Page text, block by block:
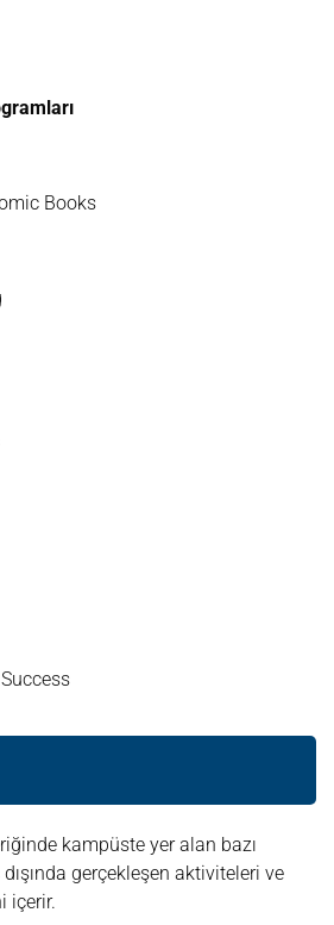
Books
kampüste yer alan bazı
gerçekleşen aktiviteleri ve
içerir.